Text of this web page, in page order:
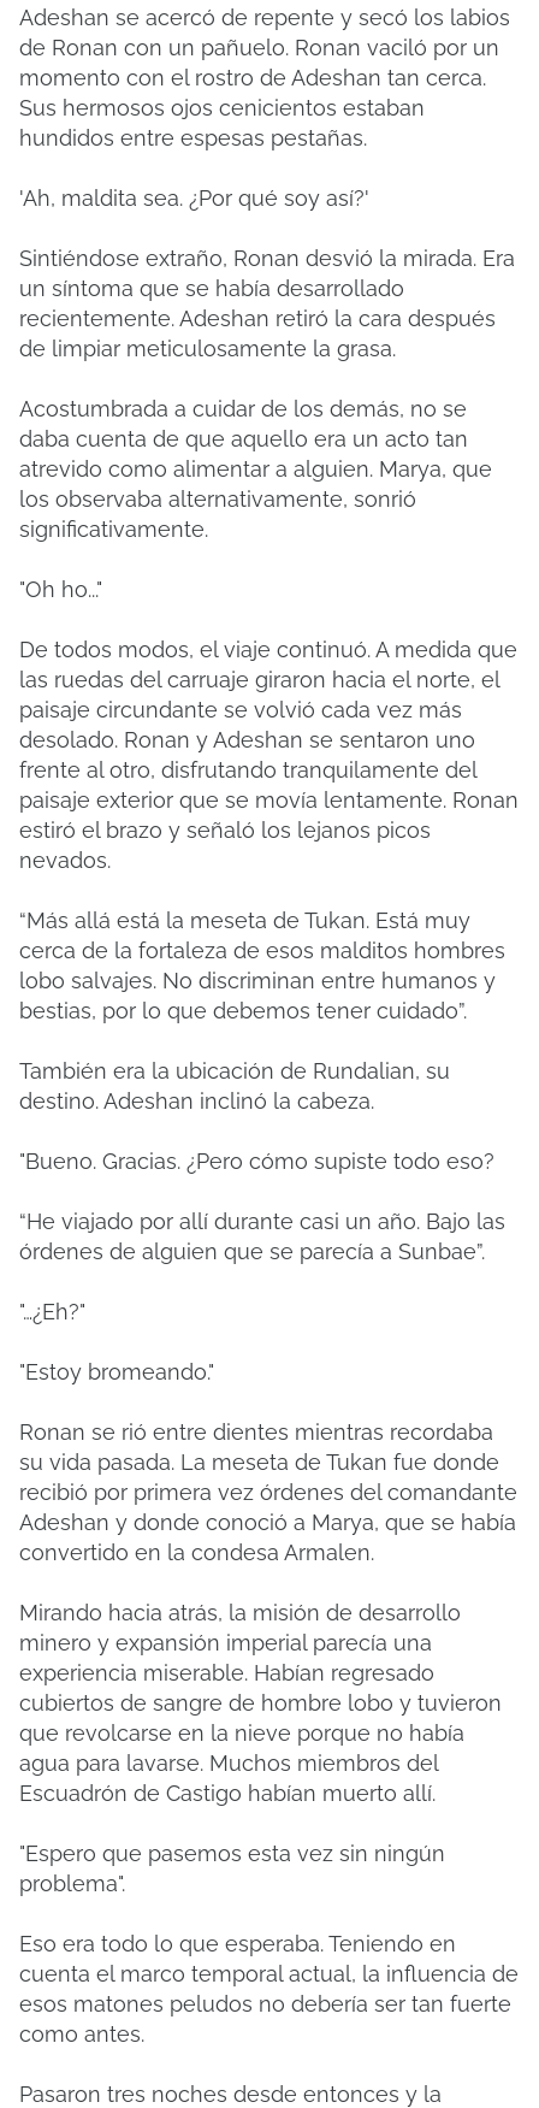
Adeshan se acercó de repente y secó los labios
de Ronan con un pañuelo. Ronan vaciló por un
momento con el rostro de Adeshan tan cerca.
Sus hermosos ojos cenicientos estaban
hundidos entre espesas pestañas.
'Ah, maldita sea. ¿Por qué soy así?'
Sintiéndose extraño, Ronan desvió la mirada. Era
un síntoma que se había desarrollado
recientemente. Adeshan retiró la cara después
de limpiar meticulosamente la grasa.
Acostumbrada a cuidar de los demás, no se
daba cuenta de que aquello era un acto tan
atrevido como alimentar a alguien. Marya, que
los observaba alternativamente, sonrió
significativamente.
"Oh ho..."
De todos modos, el viaje continuó. A medida que
las ruedas del carruaje giraron hacia el norte, el
paisaje circundante se volvió cada vez más
desolado. Ronan y Adeshan se sentaron uno
frente al otro, disfrutando tranquilamente del
paisaje exterior que se movía lentamente. Ronan
estiró el brazo y señaló los lejanos picos
nevados.
“Más allá está la meseta de Tukan. Está muy
cerca de la fortaleza de esos malditos hombres
lobo salvajes. No discriminan entre humanos y
bestias, por lo que debemos tener cuidado”.
También era la ubicación de Rundalian, su
destino. Adeshan inclinó la cabeza.
"Bueno. Gracias. ¿Pero cómo supiste todo eso?
“He viajado por allí durante casi un año. Bajo las
órdenes de alguien que se parecía a Sunbae”.
"…¿Eh?"
"Estoy bromeando."
Ronan se rió entre dientes mientras recordaba
su vida pasada. La meseta de Tukan fue donde
recibió por primera vez órdenes del comandante
Adeshan y donde conoció a Marya, que se había
convertido en la condesa Armalen.
Mirando hacia atrás, la misión de desarrollo
minero y expansión imperial parecía una
experiencia miserable. Habían regresado
cubiertos de sangre de hombre lobo y tuvieron
que revolcarse en la nieve porque no había
agua para lavarse. Muchos miembros del
Escuadrón de Castigo habían muerto allí.
"Espero que pasemos esta vez sin ningún
problema".
Eso era todo lo que esperaba. Teniendo en
cuenta el marco temporal actual, la influencia de
esos matones peludos no debería ser tan fuerte
como antes.
Pasaron tres noches desde entonces y la